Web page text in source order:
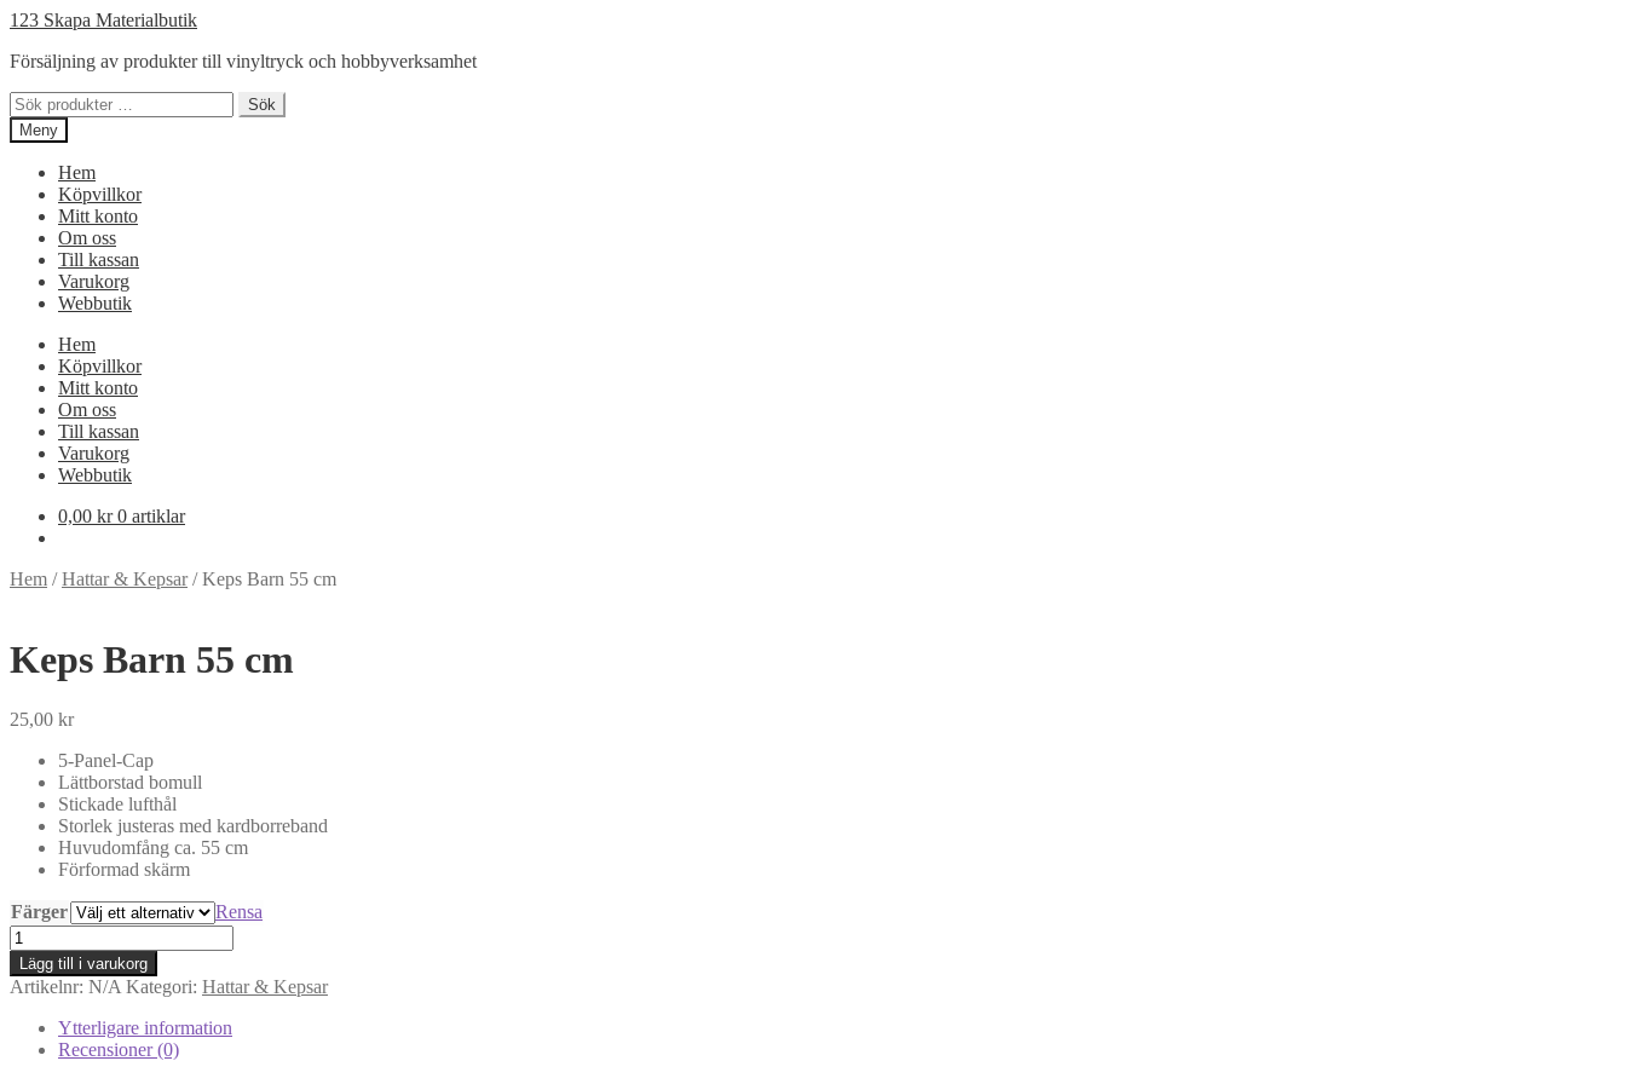
Hoppa
navigering
Hoppa
innehåll
123 Skapa Materialbutik
Försäljning av produkter till vinyltryck och hobbyverksamhet
Sök
efter:
Sök
Meny
Hem
Köpvillkor
Mitt konto
Om oss
Till kassan
Varukorg
Webbutik
Hem
Köpvillkor
Mitt konto
Om oss
Till kassan
Varukorg
Webbutik
0,00 kr 0 artiklar
Hem /Hattar & Kepsar/Keps Barn 55 cm
Keps Barn 55 cm
25,00 kr
5-Panel-Cap
Lättborstad bomull
Stickade lufthål
Storlek justeras med kardborreband
Huvudomfång ca. 55 cm
Förformad skärm
Färger
Rensa
Keps
Barn
55
cm
mängd
Lägg till i varukorg
Artikelnr: N/A Kategori: Hattar & Kepsar
Ytterligare information
Recensioner (0)